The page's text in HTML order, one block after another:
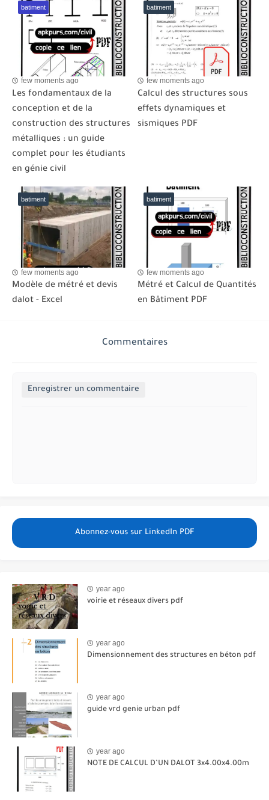
batiment
few moments ago
Les fondamentaux de la
conception et de la
construction des structures
métalliques : un guide
complet pour les étudiants
en génie civil
batiment
few moments ago
Calcul des structures sous
effets dynamiques et
sismiques PDF
batiment
few moments ago
Modèle de métré et devis
dalot - Excel
batiment
few moments ago
Métré et Calcul de Quantités
en Bâtiment PDF
Commentaires
Enregistrer un commentaire
Abonnez-vous sur LinkedIn PDF
year ago
voirie et réseaux divers pdf
year ago
Dimensionnement des structures en béton pdf
year ago
guide vrd genie urban pdf
year ago
NOTE DE CALCUL D’UN DALOT 3x4.00x4.00m